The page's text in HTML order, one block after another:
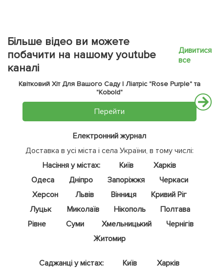
Більше відео ви можете
побачити на нашому youtube
каналі
Дивитися
все
Квітковий Хіт Для Вашого Саду | Ліатріс "Rose Purple" та
"Kobold"
Перейти
Електронний журнал
Доставка в усі міста і села України, в тому числі:
Насіння у містах:
Київ
Харків
Одеса
Дніпро Запоріжжя
Черкаси
Херсон
Львів Вінниця
Кривий Ріг
Луцьк
Миколаїв Нікополь
Полтава
Рівне
Суми Хмельницький
Чернігів
Житомир
Саджанці у містах: Київ
Харків